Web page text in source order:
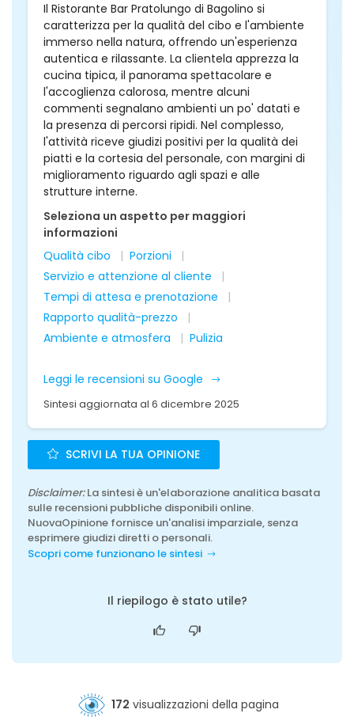
Il Ristorante Bar Pratolungo di Bagolino si
caratterizza per la qualità del cibo e l'ambiente
immerso nella natura, offrendo un'esperienza
autentica e rilassante. La clientela apprezza la
cucina tipica, il panorama spettacolare e
l'accoglienza calorosa, mentre alcuni
commenti segnalano ambienti un po' datati e
la presenza di percorsi ripidi. Nel complesso,
l'attività riceve giudizi positivi per la qualità dei
piatti e la cortesia del personale, con margini di
miglioramento riguardo agli spazi e alle
strutture interne.
Seleziona un aspetto per maggiori
informazioni
Qualità cibo
Porzioni
Servizio e attenzione al cliente
Tempi di attesa e prenotazione
Rapporto qualità-prezzo
Ambiente e atmosfera
Pulizia
Leggi le recensioni su Google
Sintesi aggiornata al 6 dicembre 2025
SCRIVI LA TUA OPINIONE
Disclaimer:La sintesi è un'elaborazione analitica basata
sulle recensioni pubbliche disponibili online.
NuovaOpinione fornisce un'analisi imparziale, senza
esprimere giudizi diretti o personali.
Scopri come funzionano le sintesi
Il riepilogo è stato utile?
172 visualizzazioni della pagina